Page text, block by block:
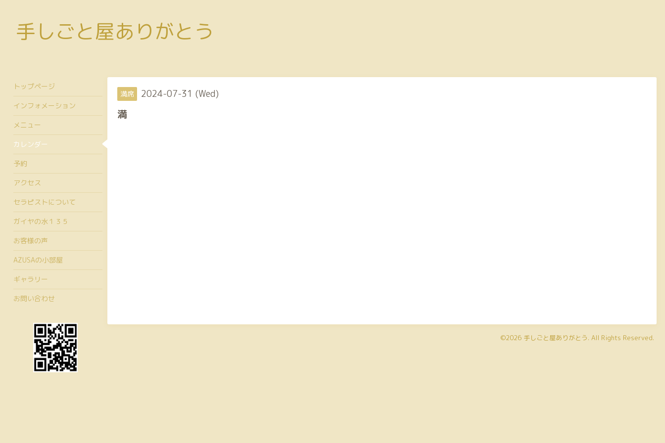
手しごと屋ありがとう
満席 2024-07-31 (Wed)
満
©2026 手しごと屋ありがとう. All Rights Reserved.
トップページ
インフォメーション
メニュー
カレンダー
予約
アクセス
セラピストについて
ガイヤの水１３５
お客様の声
AZUSAの小部屋
ギャラリー
お問い合わせ